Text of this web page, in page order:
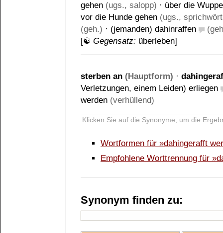
gehen (ugs., salopp) · über die
vor die Hunde gehen (ugs.,
(geh.) · (jemanden) dahinraffen
[☯ Gegensatz: überleben]
sterben an (Hauptform) ·
Verletzungen, einem Leiden) erliegen
werden (verhüllend)
Klicken Sie auf die Synonyme, um die
Wortformen für »dahingerafft
Empfohlene Worttrennung für
Synonym finden zu: